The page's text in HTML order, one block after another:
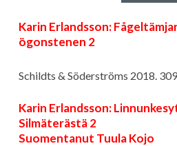
Karin Erlandsson:
ögonstenen 2
Schildts & Söderströms 2018.
Karin Erlandsson:
Silmäterästä 2
Suomentanut Tuula Kojo